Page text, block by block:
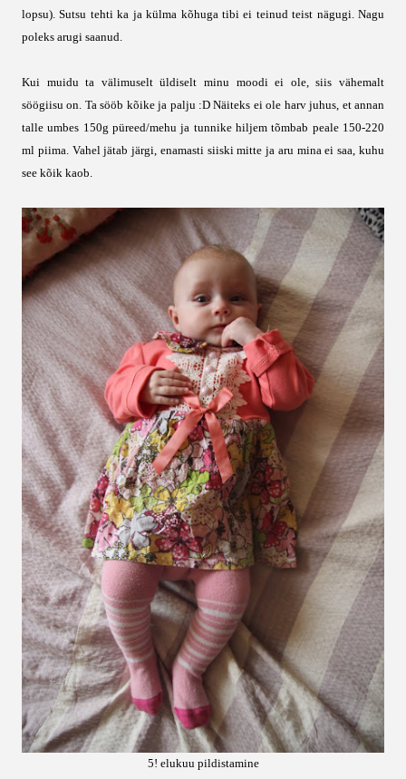
lopsu). Sutsu tehti ka ja külma kõhuga tibi ei teinud teist nägugi. Nagu
poleks arugi saanud.
Kui muidu ta välimuselt üldiselt minu moodi ei ole, siis vähemalt
söögiisu on. Ta sööb kõike ja palju :D Näiteks ei ole harv juhus, et annan
talle umbes 150g püreed/mehu ja tunnike hiljem tõmbab peale 150-220
ml piima. Vahel jätab järgi, enamasti siiski mitte ja aru mina ei saa, kuhu
see kõik kaob.
5! elukuu pildistamine